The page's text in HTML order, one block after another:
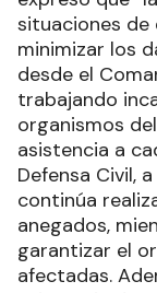
situaciones de
minimizar los
desde el
trabajando
organismos
asistencia a
Defensa Civil,
continúa
anegados,
garantizar el
afectadas.